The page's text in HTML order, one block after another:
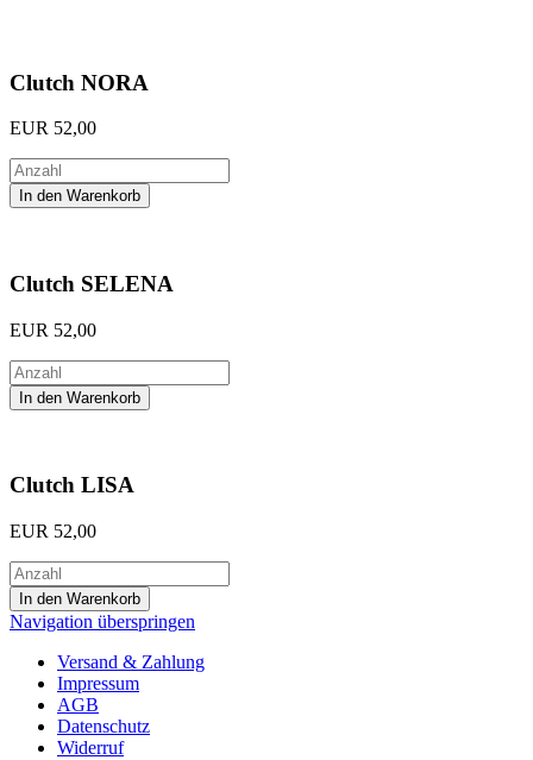
Clutch NORA
EUR 52,00
Clutch SELENA
EUR 52,00
Clutch LISA
EUR 52,00
Navigation überspringen
Versand & Zahlung
Impressum
AGB
Datenschutz
Widerruf